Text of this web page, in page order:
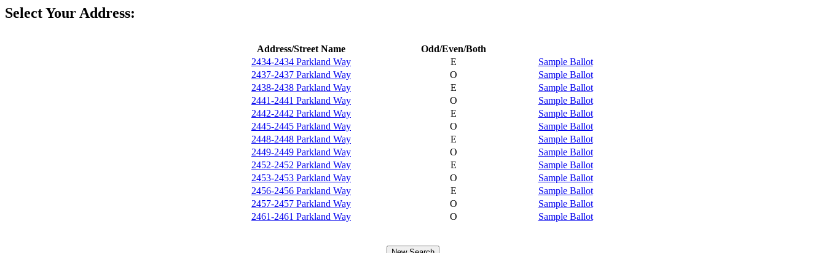
Select Your Address:
Address/Street Name
Odd/Even/Both
2434-2434 Parkland Way
E
Sample Ballot
2437-2437 Parkland Way
O
Sample Ballot
2438-2438 Parkland Way
E
Sample Ballot
2441-2441 Parkland Way
O
Sample Ballot
2442-2442 Parkland Way
E
Sample Ballot
2445-2445 Parkland Way
O
Sample Ballot
2448-2448 Parkland Way
E
Sample Ballot
2449-2449 Parkland Way
O
Sample Ballot
2452-2452 Parkland Way
E
Sample Ballot
2453-2453 Parkland Way
O
Sample Ballot
2456-2456 Parkland Way
E
Sample Ballot
2457-2457 Parkland Way
O
Sample Ballot
2461-2461 Parkland Way
O Sample Ballot